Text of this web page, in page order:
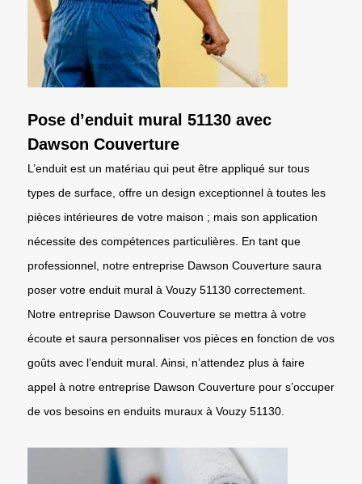
Pose d’enduit mural 51130 avec
Dawson Couverture
L’enduit est un matériau qui peut être appliqué sur tous
types de surface, offre un design exceptionnel à toutes les
pièces intérieures de votre maison ; mais son application
nécessite des compétences particulières. En tant que
professionnel, notre entreprise Dawson Couverture saura
poser votre enduit mural à Vouzy 51130 correctement.
Notre entreprise Dawson Couverture se mettra à votre
écoute et saura personnaliser vos pièces en fonction de vos
goûts avec l’enduit mural. Ainsi, n’attendez plus à faire
appel à notre entreprise Dawson Couverture pour s’occuper
de vos besoins en enduits muraux à Vouzy 51130.